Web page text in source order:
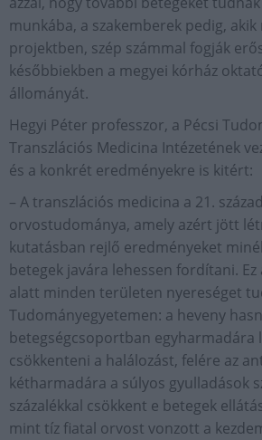
munkába, a szakemberek pedig, akik
projektben, szép számmal fogják
későbbiekben a megyei kórház
állományát.
Hegyi Péter professzor, a Pécsi
Transzlációs Medicina Intézetének
és a konkrét eredményekre is kitért:
– A transzlációs medicina a 21.
orvostudománya, amely azért jött
kutatásban rejlő eredményeket
betegek javára lehessen fordítani.
alatt minden területen nyereséget
Tudományegyetemen: a heveny
betegségcsoportban egyharmadára
csökkenteni a halálozást, felére az
kétharmadára a súlyos gyulladások
százalékkal csökkent e betegek
mint tíz fiatal orvost vonzott a